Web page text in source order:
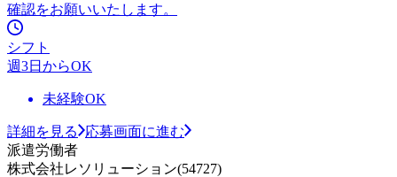
確認をお願いいたします。
シフト
週3日からOK
未経験OK
詳細を見る
応募画面に進む
派遣労働者
株式会社レソリューション(54727)